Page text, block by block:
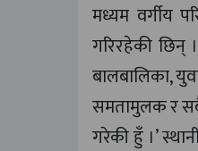
मध्यम वर्गीय
गरिरहेकी छिन्
बालबालिका,
समतामुलक र
गरेकी हुँ ।’